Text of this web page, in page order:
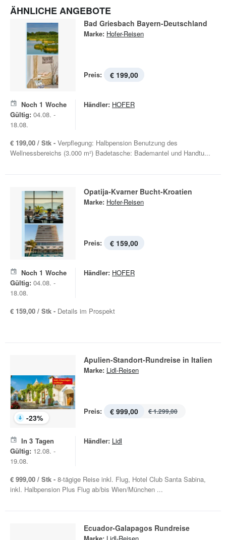
ÄHNLICHE ANGEBOTE
Bad Griesbach Bayern-Deutschland
Marke: Hofer-Reisen
Preis: € 199,00
Noch 1 Woche
Gültig: 04.08. -
18.08.
Händler: HOFER
€ 199,00 / Stk - Verpflegung: Halbpension Benutzung des
Wellnessbereichs (3.000 m²) Badetasche: Bademantel und Handtu...
Opatija-Kvarner Bucht-Kroatien
Marke: Hofer-Reisen
Preis: € 159,00
Noch 1 Woche
Gültig: 04.08. -
18.08.
Händler: HOFER
€ 159,00 / Stk - Details im Prospekt
-23%
Apulien-Standort-Rundreise in Italien
Marke: Lidl-Reisen
Preis: € 999,00 € 1.299,00
In 3 Tagen
Gültig: 12.08. -
19.08.
Händler: Lidl
€ 999,00 / Stk - 8-tägige Reise inkl. Flug, Hotel Club Santa Sabina,
inkl. Halbpension Plus Flug ab/bis Wien/München ...
Ecuador-Galapagos Rundreise